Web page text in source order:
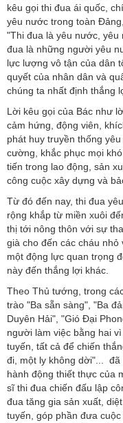
kêu gọi thi đua ái quốc,
yêu nước trong toàn
"Thi đua là yêu nước,
đua là những người yêu
lực lượng vô tận của dân
quyết của nhân dân và
chúng ta nhất định thắng
Lời kêu gọi của Bác như
cảm hứng, động viên,
phát huy truyền thống
cường, khắc phục mọi
tiến trong lao động, sản
công cuộc xây dựng và
Từ đó đến nay, thi đua
rộng khắp từ miền xuôi
thị tới nông thôn với sự
già cho đến các cháu
một động lực quan trọng
này đến thắng lợi khác.
Theo Thủ tướng, trong
trào "Ba sẵn sàng", "Ba
Duyên Hải", "Gió Đại
người làm việc bằng hai
tuyến, tất cả để chiến
đi, một ly không dời"... đã
hành động thiết thực của
sĩ thi đua chiến đấu lập
đua tăng gia sản xuất,
tuyến, góp phần đưa